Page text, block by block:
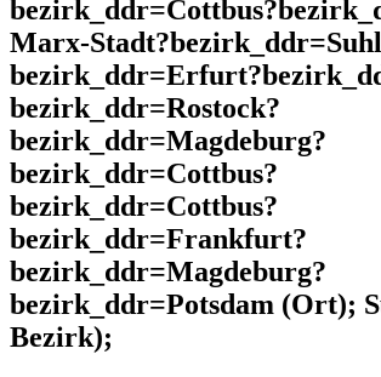
Marx-
bezirk_ddr=Rostock?
bezirk_ddr=Magdeburg?
bezirk_ddr=Cottbus?
bezirk_ddr=Cottbus?
bezirk_ddr=Frankfurt?
bezirk_ddr=Magdeburg?
bezirk_ddr=Potsdam (Ort);
Bezirk);